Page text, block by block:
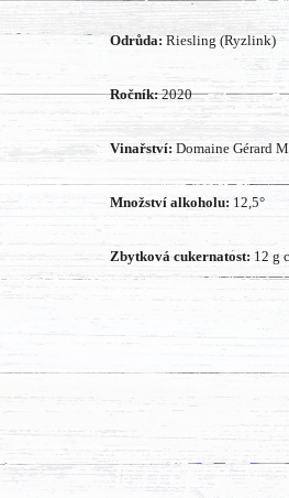
Odrůda: Riesling (Ryzlink)
Ročník:2020
Vinařství: Domaine Gérard
Množství alkoholu: 12,5°
Zbytková cukernatost: 12 g